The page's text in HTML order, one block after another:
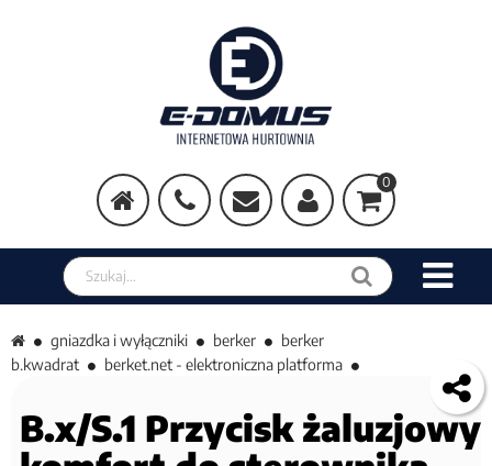
0
Szukaj w sklepie
gniazdka i wyłączniki berker
berker
b.kwadrat
berket.net - elektroniczna platforma
B.x/S.1 Przycisk żaluzjowy